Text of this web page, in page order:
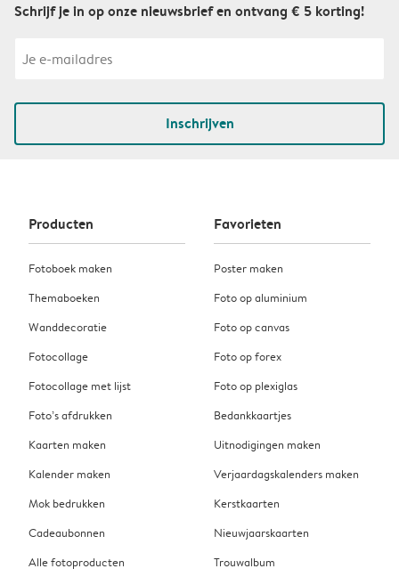
Schrijf je in op onze nieuwsbrief en ontvang € 5 korting!
Inschrijven
Producten
Fotoboek maken
Themaboeken
Wanddecoratie
Fotocollage
Fotocollage met lijst
Foto’s afdrukken
Kaarten maken
Kalender maken
Mok bedrukken
Cadeaubonnen
Alle fotoproducten
Favorieten
Poster maken
Foto op aluminium
Foto op canvas
Foto op forex
Foto op plexiglas
Bedankkaartjes
Uitnodigingen maken
Verjaardagskalenders maken
Kerstkaarten
Nieuwjaarskaarten
Trouwalbum